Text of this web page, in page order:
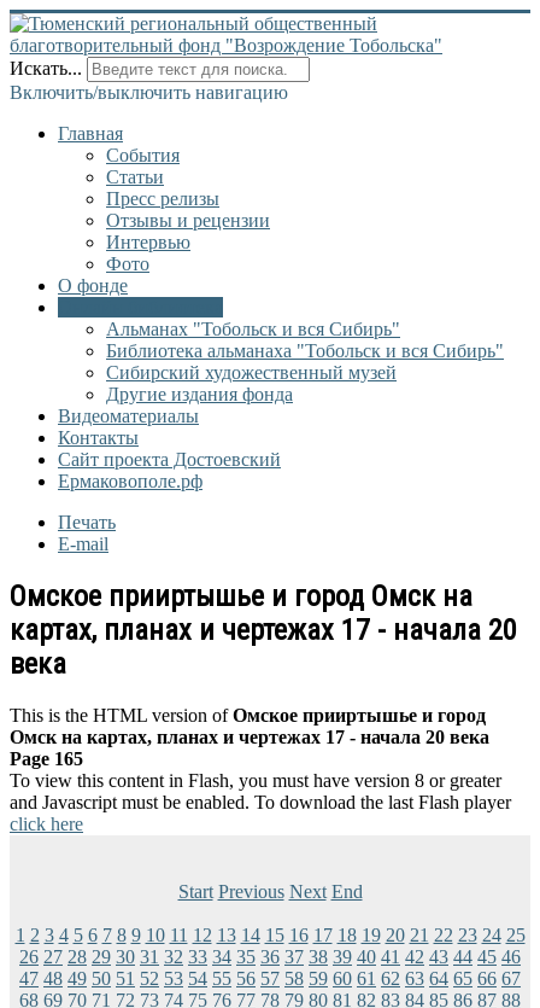
Искать...
Включить/выключить навигацию
Главная
События
Статьи
Пресс релизы
Отзывы и рецензии
Интервью
Фото
О фонде
Альманах "Тобольск и вся Сибирь"
Библиотека альманаха "Тобольск и вся Сибирь"
Сибирский художественный музей
Другие издания фонда
Видеоматериалы
Контакты
Сайт проекта Достоевский
Ермаковополе.рф
Печать
E-mail
Омское прииртышье и город Омск на
картах, планах и чертежах 17 - начала 20
века
This is the HTML version ofОмское прииртышье и город
Омск на картах, планах и чертежах 17 - начала 20 века
Page 165
To view this content in Flash, you must have version 8 or greater
and Javascript must be enabled. To download the last Flash player
click here
Start Previous Next End
1 2 3 4 5 6 7 8 9 10 11 12 13 14 15 16 17 18 19 20 21 22 23 24 25
26 27 28 29 30 31 32 33 34 35 36 37 38 39 40 41 42 43 44 45 46
47 48 49 50 51 52 53 54 55 56 57 58 59 60 61 62 63 64 65 66 67
68 69 70 71 72 73 74 75 76 77 78 79 80 81 82 83 84 85 86 87 88